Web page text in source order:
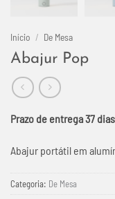
Início / De Mesa
Abajur Pop
Prazo de entrega 37
Abajur portátil em
Categoria: De Mesa